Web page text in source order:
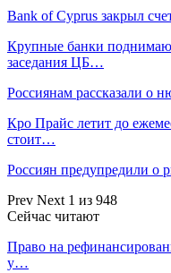
Bank of Cyprus закрыл
Крупные банки
заседания ЦБ…
Россиянам рассказали о
Кро Прайс летит до
стоит…
Россиян предупредили о
Prev Next 1 из 948
Сейчас читают
Право на
у…